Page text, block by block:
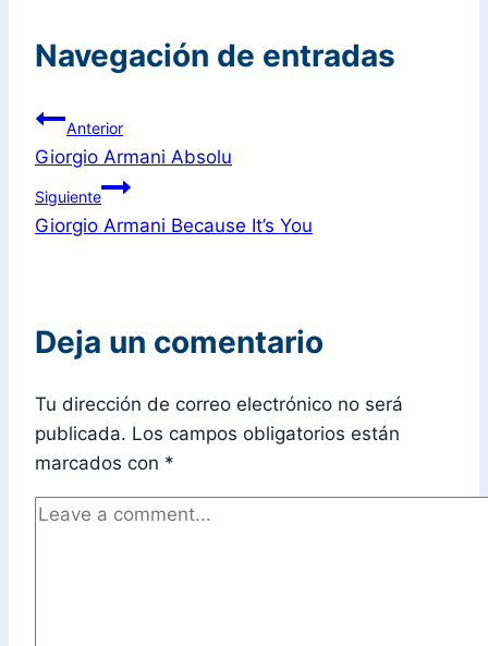
Navegación de entradas
Anterior
Giorgio Armani Absolu
Siguiente
Giorgio Armani Because It’s You
Deja un comentario
Tu dirección de correo electrónico no será
publicada. Los campos obligatorios están
marcados con *